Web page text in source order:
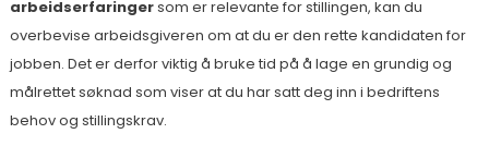
arbeidserfaringersom er relevante for stillingen, kan du
overbevise arbeidsgiveren om at du er den rette kandidaten for
jobben. Det er derfor viktig å bruke tid på å lage en grundig og
målrettet søknad som viser at du har satt deg inn i bedriftens
behov og stillingskrav.